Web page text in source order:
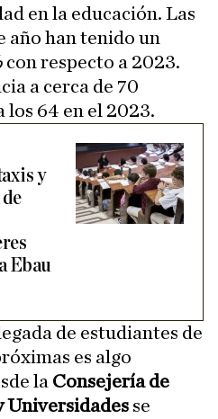
en la educación. Las
año han tenido un
con respecto a 2023.
a cerca de 70
los 64 en el 2023.
y
Ebau
de estudiantes de
es algo
la Consejería de
Universidades se